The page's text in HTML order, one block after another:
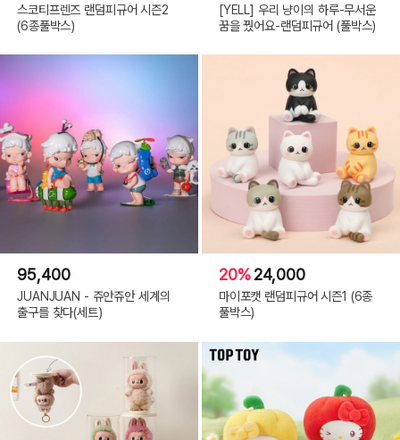
스코티프렌즈 랜덤피규어 시즌2
(6종풀박스)
[YELL] 우리 냥이의 하루-무서운
꿈을 꿨어요-랜덤피규어 (풀박스)
95,400
JUANJUAN - 쥬안쥬안 세계의
출구를 찾다(세트)
20%24,000
마이포캣 랜덤피규어 시즌1 (6종
풀박스)